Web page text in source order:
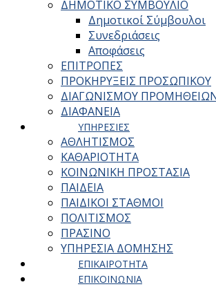
ΔΗΜΟΤΙΚΟ ΣΥΜΒΟΥΛΙΟ
Δημοτικοί Σύμβουλοι
Συνεδριάσεις
Αποφάσεις
ΕΠΙΤΡΟΠΕΣ
ΠΡΟΚΗΡΥΞΕΙΣ ΠΡΟΣΩΠΙΚΟΥ
ΔΙΑΓΩΝΙΣΜΟΥ
ΔΙΑΦΑΝΕΙΑ
ΥΠΗΡΕΣΙΕΣ
ΑΘΛΗΤΙΣΜΟΣ
ΚΑΘΑΡΙΟΤΗΤΑ
ΚΟΙΝΩΝΙΚΗ ΠΡΟΣΤΑΣΙΑ
ΠΑΙΔΕΙΑ
ΠΑΙΔΙΚΟΙ ΣΤΑΘΜΟΙ
ΠΟΛΙΤΙΣΜΟΣ
ΠΡΑΣΙΝΟ
ΥΠΗΡΕΣΙΑ ΔΟΜΗΣΗΣ
ΕΠΙΚΑΙΡΟΤΗΤΑ
ΕΠΙΚΟΙΝΩΝΙΑ